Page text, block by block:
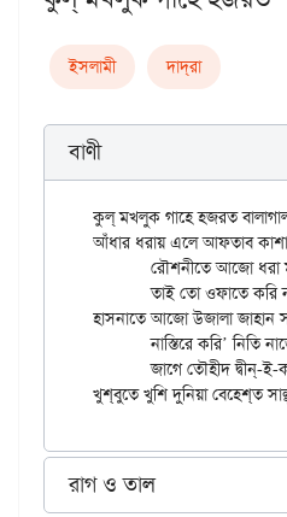
ইসলামী দাদ্‌রা
বাণী
কুল্ মখলুক গাহে হজরত বালাগাল
আঁধার ধরায় এলে আফতাব
	তাই তো ওফাতে করি না কবুল,
হাসনাতে আজো উজালা জাহান
	নাস্তিরে করি’ নিতি নাজেহাল্
	জাগে তৌহীদ দ্বীন্-ই-কামাল,
রাগ ও তাল